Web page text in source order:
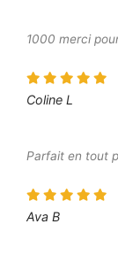
1000 merci
Coline L
Parfait en tout
Ava B